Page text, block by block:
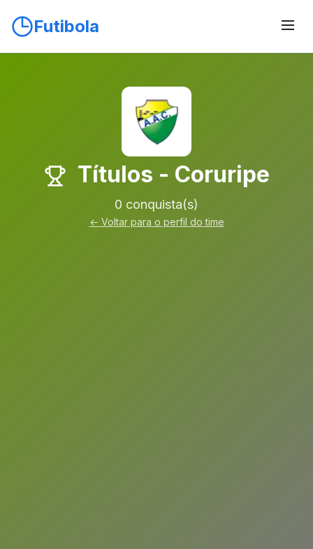
Futibola
Títulos - Coruripe
0 conquista(s)
← Voltar para o perfil do time